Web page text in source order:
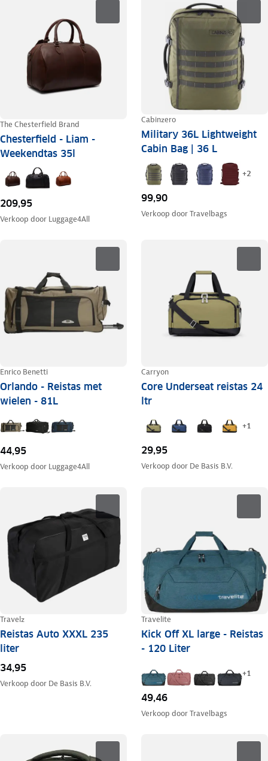
The Chesterfield Brand
Chesterfield - Liam -
Weekendtas 35l
209,95
Verkoop door Luggage4All
Cabinzero
Military 36L Lightweight
Cabin Bag | 36 L
+2
99,90
Verkoop doorTravelbags
Enrico Benetti
Orlando - Reistas met
wielen - 81L
44,95
Verkoop door Luggage4All
Carryon
Core Underseat reistas 24
ltr
+1
29,95
Verkoop door De Basis B.V.
Travelz
Reistas Auto XXXL 235
liter
34,95
Verkoop door De Basis B.V.
Travelite
Kick Off XL large - Reistas
- 120 Liter
+1
49,46
Verkoop doorTravelbags